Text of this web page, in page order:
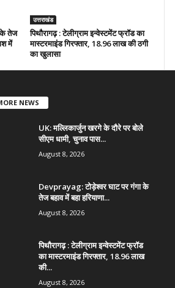
के तेज
में
उत्तराखंड
पिथौरागढ़ : टेलीग्राम इन्वेस्टमेंट फ्रॉड का
मास्टरमाइंड गिरफ्तार, 18.96 लाख की ठगी
का खुलासा
NEWS
UK: मल्लिकार्जुन खरगे के दौरे पर बोले
सीएम धामी, चुनाव पास...
August 8, 2026
Devprayag: टोड़ेश्वर घाट पर गंगा के
तेज बहाव में बहा हरियाणा...
August 8, 2026
पिथौरागढ़ : टेलीग्राम इन्वेस्टमेंट फ्रॉड
का मास्टरमाइंड गिरफ्तार, 18.96 लाख
की...
August 8, 2026